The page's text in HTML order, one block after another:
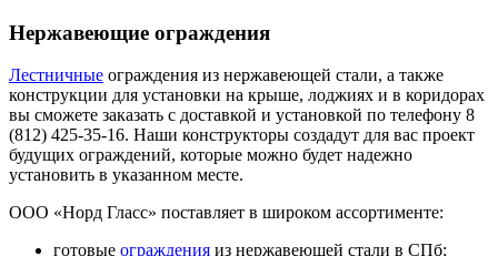
Нержавеющие ограждения
Лестничные ограждения из нержавеющей стали, а также
конструкции для установки на крыше, лоджиях и в коридорах
вы сможете заказать с доставкой и установкой по телефону 8
(812) 425-35-16. Наши конструкторы создадут для вас проект
будущих ограждений, которые можно будет надежно
установить в указанном месте.
ООО «Норд Гласс» поставляет в широком ассортименте:
готовые ограждения из нержавеющей стали в СПб;